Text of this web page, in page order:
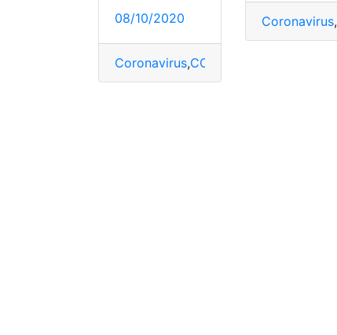
Síntomas
08/10/2020
Coronavirus,COVID-19
Coronavirus,